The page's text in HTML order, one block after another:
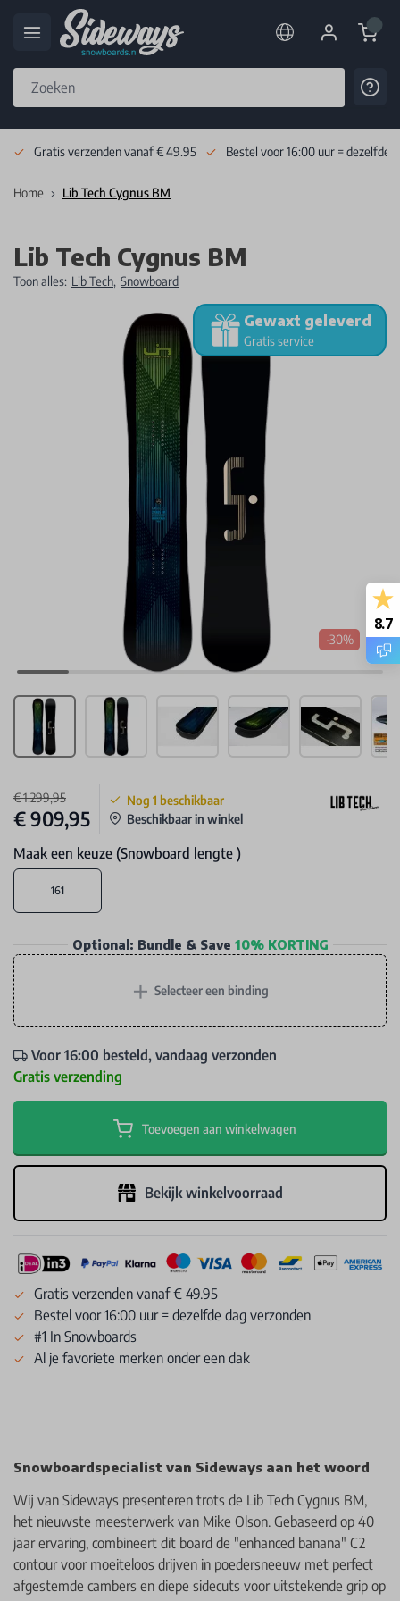
Cart
Gratis verzenden vanaf € 49.95 Bestel voor 16:00 uur = dezelfde
Home Lib Tech Cygnus BM
Lib Tech Cygnus BM
Toon alles: Lib Tech, Snowboard
Gewaxt geleverd
Gratis service
-30%
€ 1.299,95
€ 909,95
Nog 1 beschikbaar
Beschikbaar in winkel
Maak een keuze (Snowboard lengte )
161
Optional: Bundle & Save 10% KORTING
+ Selecteer een binding
Voor 16:00 besteld, vandaag verzonden
Gratis verzending
Toevoegen aan winkelwagen
Bekijk winkelvoorraad
Gratis verzenden vanaf € 49.95
Bestel voor 16:00 uur = dezelfde dag verzonden
#1 In Snowboards
Al je favoriete merken onder een dak
Snowboardspecialist van Sideways aan het woord
Wij van Sideways presenteren trots de Lib Tech Cygnus BM,
het nieuwste meesterwerk van Mike Olson. Gebaseerd op 40
jaar ervaring, combineert dit board de "enhanced banana" C2
contour voor moeiteloos drijven in poedersneeuw met perfect
afgestemde cambers en diepe sidecuts voor uitstekende grip op
8.7